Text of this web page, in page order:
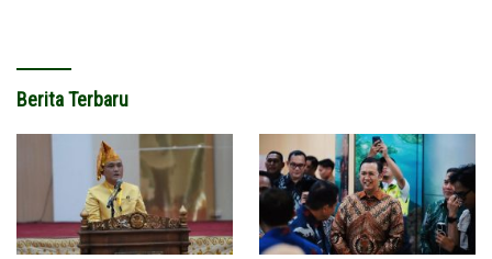
Berita Terbaru